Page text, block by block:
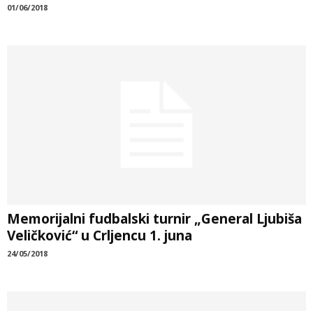
01/06/2018
Memorijalni fudbalski turnir „General Ljubiša
Veličković“ u Crljencu 1. juna
24/05/2018